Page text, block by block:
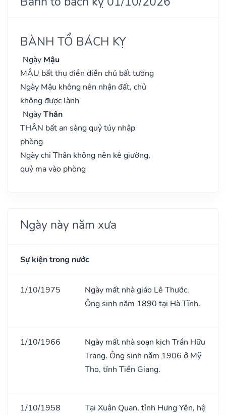
BÀNH TỔ BÁCH KỴ
Ngày Mậu
MẬU bất thụ điền điền chủ bất tường
Ngày Mậu không nên nhận đất, chủ
không được lành
NgàyThân
THÂN bất an sàng quỷ túy nhập
phòng
Ngày chi Thân không nên kê giường,
quỷ ma vào phòng
Ngày này năm xưa
Sự kiện trong nước
1/10/1975
Ngày mất nhà giáo Lê Thước.
Ông sinh năm 1890 tại Hà Tĩnh.
1/10/1966
Ngày mất nhà soạn kịch Trần Hữu
Trang. Ông sinh năm 1906 ở Mỹ
Tho, tỉnh Tiền Giang.
1/10/1958
Tại Xuân Quan, tỉnh Hưng Yên, hệ